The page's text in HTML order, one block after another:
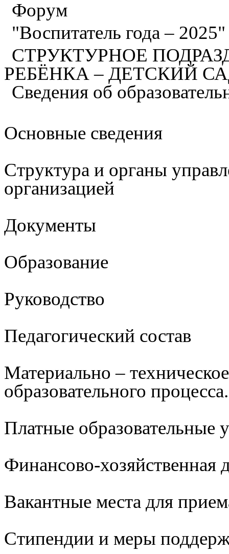
Форум
"Воспитатель года –
СТРУКТУРНОЕ
РЕБЁНКА – ДЕТСКИЙ
Сведения об
Основные сведения
Структура и органы
организацией
Документы
Образование
Руководство
Педагогический состав
Материально –
образовательного
Платные образовательные
Финансово-хозяйственная
Вакантные места для
Стипендии и меры